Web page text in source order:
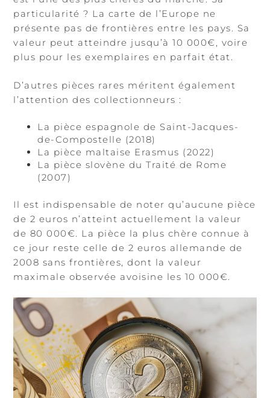
particularité ? La carte de l’Europe ne
présente pas de frontières entre les pays. Sa
valeur peut atteindre jusqu’à 10 000€, voire
plus pour les exemplaires en parfait état.
D’autres pièces rares méritent également
l’attention des collectionneurs :
La pièce espagnole de Saint-Jacques-
de-Compostelle (2018)
La pièce maltaise Erasmus (2022)
La pièce slovène du Traité de Rome
(2007)
Il est indispensable de noter qu’aucune pièce
de 2 euros n’atteint actuellement la valeur
de 80 000€. La pièce la plus chère connue à
ce jour reste celle de 2 euros allemande de
2008 sans frontières, dont la valeur
maximale observée avoisine les 10 000€.